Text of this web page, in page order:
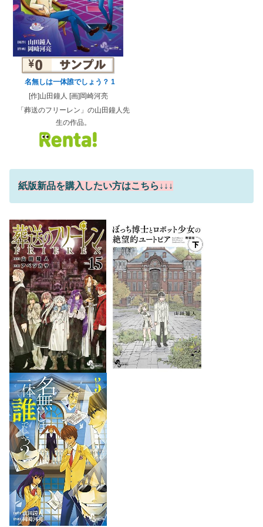
名無しは一体誰でしょう？ 1
[作]山田鐘人 [画]岡崎河亮
「葬送のフリーレン」の山田鐘人先
生の作品。
紙版新品を購入したい方はこちら↓↓↓